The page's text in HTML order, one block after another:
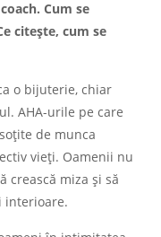
Cum se
citește, cum se
o bijuterie, chiar
AHA-urile pe care
de munca
vieți. Oamenii nu
crească miza și să
interioare.